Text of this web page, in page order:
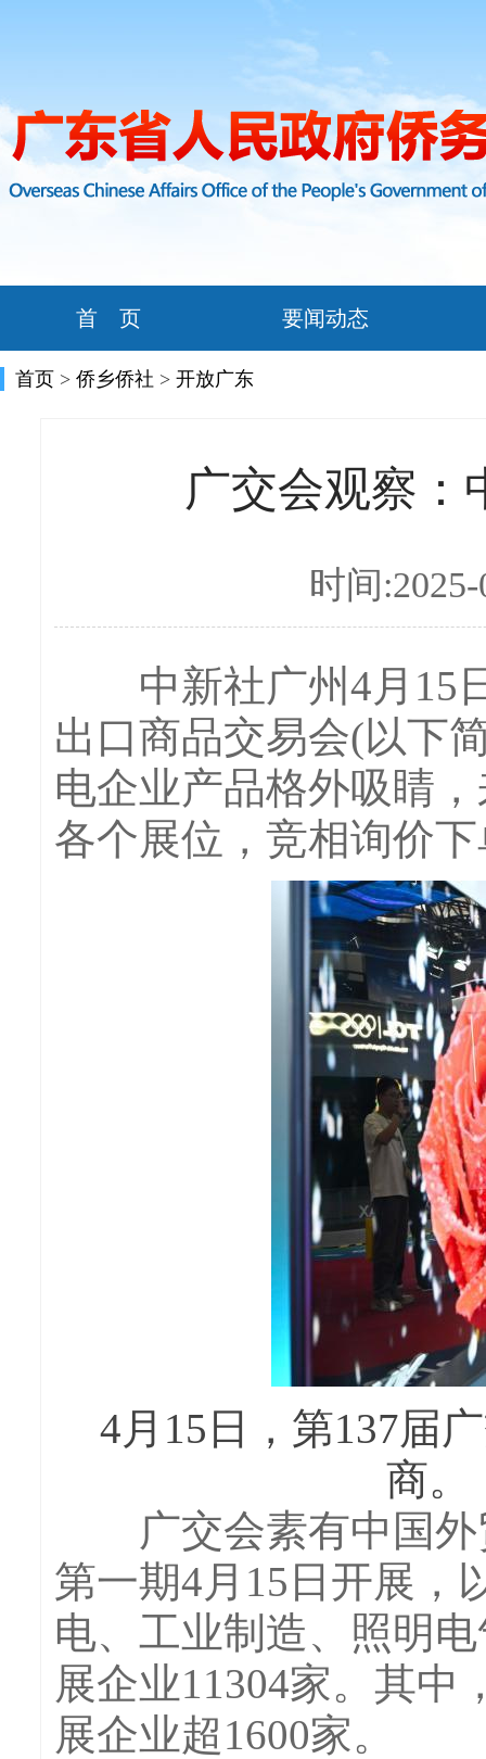
首 页 要闻动态
首页 > 侨乡侨社 > 开放广东
广交会观察：
时间
中新社广州4月15日
出口商品交易会(以下
电企业产品格外吸睛
各个展位，竞相询价
4月15日，第137届
商
广交会素有中国外
第一期4月15日开展，
电、工业制造、照明
展企业11304家。其中
展企业超1600家。